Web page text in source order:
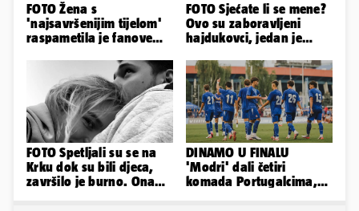
FOTO Žena s
'najsavršenijim tijelom'
raspametila je fanove
FOTO Sjećate li se mene?
Ovo su zaboravljeni
hajdukovci, jedan je
FOTO Spetljali su se na
Krku dok su bili djeca,
završilo je burno. Ona
DINAMO U FINALU
'Modri' dali četiri
komada Portugalcima,